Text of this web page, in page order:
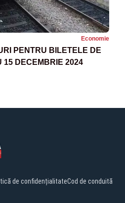
Economie
PENTRU BILETELE DE
15 DECEMBRIE 2024
de confidențialitateCod de conduită